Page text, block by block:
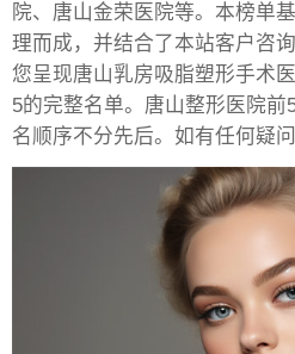
院、唐山金荣医院等。本榜单
理而成，并结合了本站客户咨
您呈现唐山乳房吸脂塑形手术
5的完整名单。唐山整形医院
名顺序不分先后。如有任何疑